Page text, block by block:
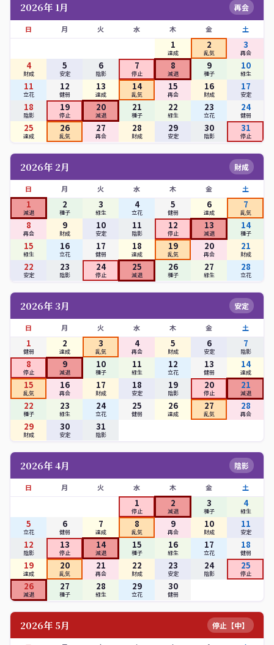
2026年 1月 再会
日 月 火 水 木 金 土
1
達成
2
乱気
3
再会
4
財成
5
安定
6
陰影
7
停止
8
減退
9
種子
10
緑生
11
立花
12
健弱
13
達成
14
乱気
15
再会
16
財成
17
安定
18
陰影
19
停止
20
減退
21
種子
22
緑生
23
立花
24
健弱
25
達成
26
乱気
27
再会
28
財成
29
安定
30
陰影
31
停止
2026年 2月 財成
日 月 火 水 木 金 土
1
減退
2
種子
3
緑生
4
立花
5
健弱
6
達成
7
乱気
8
再会
9
財成
10
安定
11
陰影
12
停止
13
減退
14
種子
15
緑生
16
立花
17
健弱
18
達成
19
乱気
20
再会
21
財成
22
安定
23
陰影
24
停止
25
減退
26
種子
27
緑生
28
立花
2026年 3月 安定
日 月 火 水 木 金 土
1
健弱
2
達成
3
乱気
4
再会
5
財成
6
安定
7
陰影
8
停止
9
減退
10
種子
11
緑生
12
立花
13
健弱
14
達成
15
乱気
16
再会
17
財成
18
安定
19
陰影
20
停止
21
減退
22
種子
23
緑生
24
立花
25
健弱
26
達成
27
乱気
28
再会
29
財成
30
安定
31
陰影
2026年 4月 陰影
日 月 火 水 木 金 土
1
停止
2
減退
3
種子
4
緑生
5
立花
6
健弱
7
達成
8
乱気
9
再会
10
財成
11
安定
12
陰影
13
停止
14
減退
15
種子
16
緑生
17
立花
18
健弱
19
達成
20
乱気
21
再会
22
財成
23
安定
24
陰影
25
停止
26
減退
27
種子
28
緑生
29
立花
30
健弱
2026年 5月 停止【中】